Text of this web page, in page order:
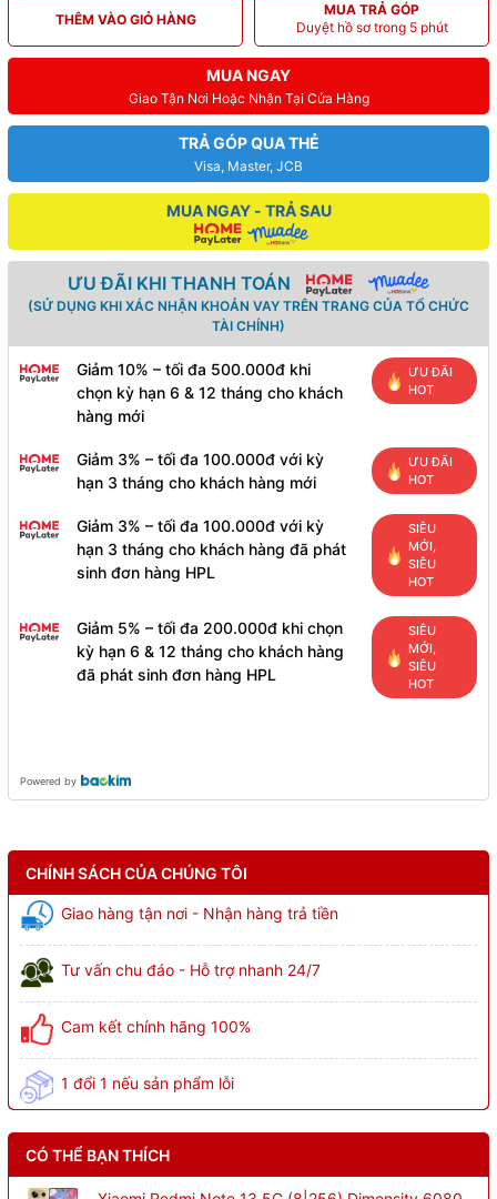
THÊM VÀO GIỎ HÀNG
MUA TRẢ GÓP
Duyệt hồ sơ trong 5 phút
MUA NGAY
Giao Tận Nơi Hoặc Nhận Tại Cửa Hàng
TRẢ GÓP QUA THẺ
Visa, Master, JCB
MUA NGAY - TRẢ SAU
ƯU ĐÃI KHI THANH TOÁN
(SỬ DỤNG KHI XÁC NHẬN KHOẢN VAY TRÊN TRANG CỦA TỔ CHỨC
TÀI CHÍNH)
Giảm 10% – tối đa 500.000đ khi
chọn kỳ hạn 6 & 12 tháng cho khách
hàng mới
ƯU ĐÃI
HOT
Giảm 3% – tối đa 100.000đ với kỳ
hạn 3 tháng cho khách hàng mới
ƯU ĐÃI
HOT
Giảm 3% – tối đa 100.000đ với kỳ
hạn 3 tháng cho khách hàng đã phát
sinh đơn hàng HPL
SIÊU
MỚI,
SIÊU
HOT
Giảm 5% – tối đa 200.000đ khi chọn
kỳ hạn 6 & 12 tháng cho khách hàng
đã phát sinh đơn hàng HPL
SIÊU
MỚI,
SIÊU
HOT
Powered by
CHÍNH SÁCH CỦA CHÚNG TÔI
Giao hàng tận nơi - Nhận hàng trả tiền
Tư vấn chu đáo - Hỗ trợ nhanh 24/7
Cam kết chính hãng 100%
1 đổi 1 nếu sản phẩm lỗi
CÓ THỂ BẠN THÍCH